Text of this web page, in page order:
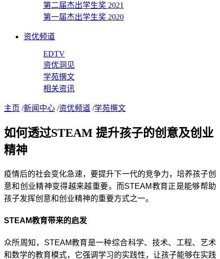
第二届杰出学生奖 2021
第一届杰出学生奖 2020
资优频道
EDTV
资优洞见
学苑撰文
相关资讯
主页 /新闻中心 /资优频道 /学苑撰文
如何透过STEAM 提升孩子的创意及创业
精神
疫情后的社会变化急速，要提升下一代的竞争力，培养孩子创
意和创业精神变得越来越重要。而STEAM教育正是能够帮助
孩子发挥创意和创业精神的重要方式之一。
STEAM教育带来的启发
众所周知， STEAM教育是一种综合科学、技术、工程、艺术
和数学的教育模式，它强调学习的实践性，让孩子能够在实践